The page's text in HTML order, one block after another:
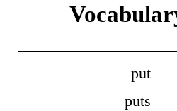
put
puts